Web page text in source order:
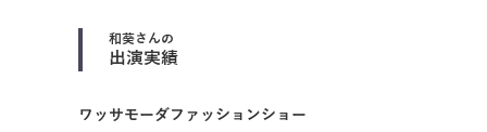
和葵さんの
出演実績
ワッサモーダファッションショー